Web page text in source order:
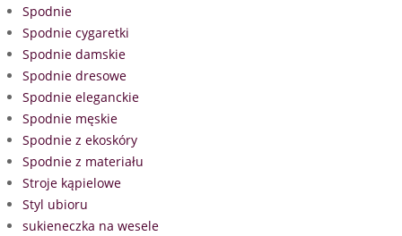
Spodnie
Spodnie cygaretki
Spodnie damskie
Spodnie dresowe
Spodnie eleganckie
Spodnie męskie
Spodnie z ekoskóry
Spodnie z materiału
Stroje kąpielowe
Styl ubioru
sukieneczka na wesele